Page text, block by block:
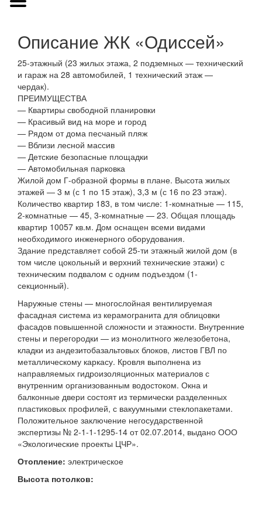
Описание ЖК «Одиссей»
25-этажный (23 жилых этажа, 2 подземных — технический
и гараж на 28 автомобилей, 1 технический этаж —
чердак).
ПРЕИМУЩЕСТВА
— Квартиры свободной планировки
— Красивый вид на море и город
— Рядом от дома песчаный пляж
— Вблизи лесной массив
— Детские безопасные площадки
— Автомобильная парковка
Жилой дом Г-образной формы в плане. Высота жилых
этажей — 3 м (с 1 по 15 этаж), 3,3 м (с 16 по 23 этаж).
Количество квартир 183, в том числе: 1-комнатные — 115,
2-комнатные — 45, 3-комнатные — 23. Общая площадь
квартир 10057 кв.м. Дом оснащен всеми видами
необходимого инженерного оборудования.
Здание представляет собой 25-ти этажный жилой дом (в
том числе цокольный и верхний технические этажи) с
техническим подвалом с одним подъездом (1-
секционный).
Наружные стены — многослойная вентилируемая
фасадная система из керамогранита для облицовки
фасадов повышенной сложности и этажности. Внутренние
стены и перегородки — из монолитного железобетона,
кладки из андезитобазальтовых блоков, листов ГВЛ по
металлическому каркасу. Кровля выполнена из
направляемых гидроизоляционных материалов с
внутренним организованным водостоком. Окна и
балконные двери состоят из термически разделенных
пластиковых профилей, с вакуумными стеклопакетами.
Положительное заключение негосударственной
экспертизы № 2-1-1-1295-14 от 02.07.2014, выдано ООО
«Экологические проекты ЦЧР».
Отопление: электрическое
Высота потолков: